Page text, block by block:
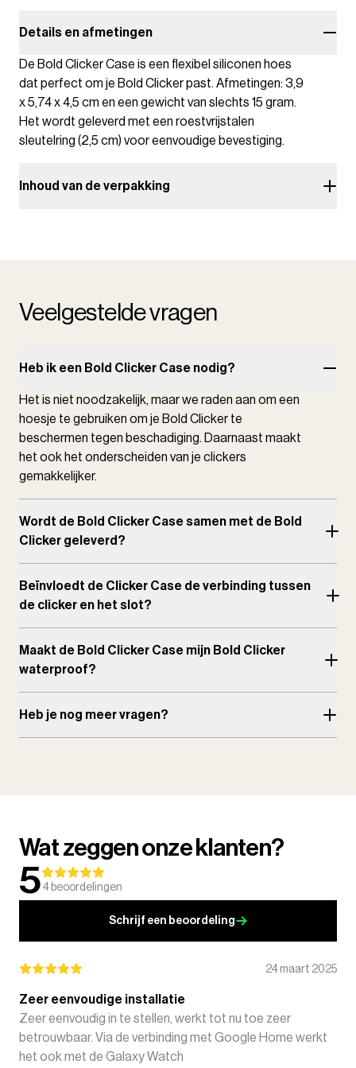
Details en afmetingen
De Bold Clicker Case is een flexibel siliconen hoes
dat perfect om je Bold Clicker past. Afmetingen: 3,9
x 5,74 x 4,5 cm en een gewicht van slechts 15 gram.
Het wordt geleverd met een roestvrijstalen
sleutelring (2,5 cm) voor eenvoudige bevestiging.
Inhoud van de verpakking
Veelgestelde vragen
Heb ik een Bold Clicker Case nodig?
Het is niet noodzakelijk, maar we raden aan om een
hoesje te gebruiken om je Bold Clicker te
beschermen tegen beschadiging. Daarnaast maakt
het ook het onderscheiden van je clickers
gemakkelijker.
Wordt de Bold Clicker Case samen met de Bold
Clicker geleverd?
Beïnvloedt de Clicker Case de verbinding tussen
de clicker en het slot?
Maakt de Bold Clicker Case mijn Bold Clicker
waterproof?
Heb je nog meer vragen?
Wat zeggen onze klanten?
5 4 beoordelingen
Schrijf een beoordeling
24 maart 2025
Zeer eenvoudige installatie
Zeer eenvoudig in te stellen, werkt tot nu toe zeer
betrouwbaar. Via de verbinding met Google Home werkt
het ook met de Galaxy Watch